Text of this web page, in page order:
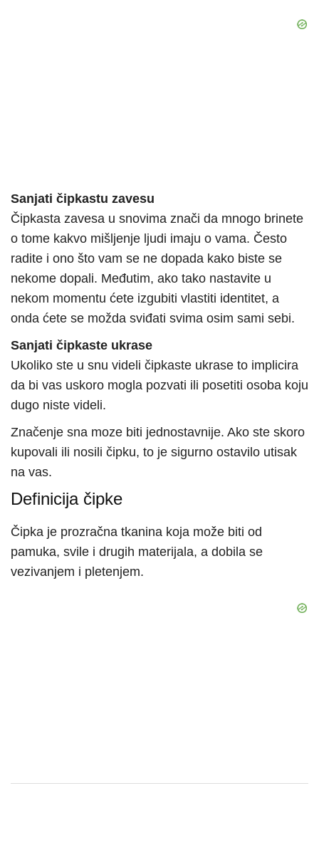
Sanjati čipkastu zavesu
Čipkasta zavesa u snovima znači da mnogo brinete
o tome kakvo mišljenje ljudi imaju o vama. Često
radite i ono što vam se ne dopada kako biste se
nekome dopali. Međutim, ako tako nastavite u
nekom momentu ćete izgubiti vlastiti identitet, a
onda ćete se možda sviđati svima osim sami sebi.
Sanjati čipkaste ukrase
Ukoliko ste u snu videli čipkaste ukrase to implicira
da bi vas uskoro mogla pozvati ili posetiti osoba koju
dugo niste videli.
Značenje sna moze biti jednostavnije. Ako ste skoro
kupovali ili nosili čipku, to je sigurno ostavilo utisak
na vas.
Definicija čipke
Čipka je prozračna tkanina koja može biti od
pamuka, svile i drugih materijala, a dobila se
vezivanjem i pletenjem.